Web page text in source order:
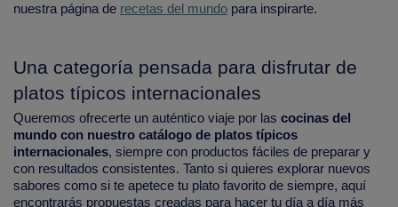
nuestra página de recetas del mundo para inspirarte.
Una categoría pensada para disfrutar de
platos típicos internacionales
Queremos ofrecerte un auténtico viaje por las cocinas del
mundo con nuestro catálogo de platos típicos
internacionales, siempre con productos fáciles de preparar y
con resultados consistentes. Tanto si quieres explorar nuevos
sabores como si te apetece tu plato favorito de siempre, aquí
encontrarás propuestas creadas para hacer tu día a día más